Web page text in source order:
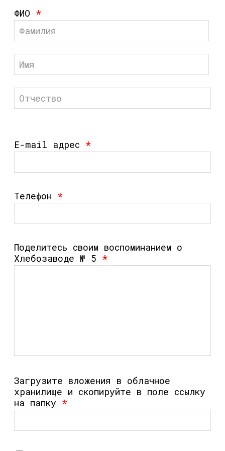
ФИО *
E-mail адрес *
Телефон *
Поделитесь своим воспоминанием о
Хлебозаводе № 5 *
Загрузите вложения в облачное
хранилище и скопируйте в поле ссылку
на папку *